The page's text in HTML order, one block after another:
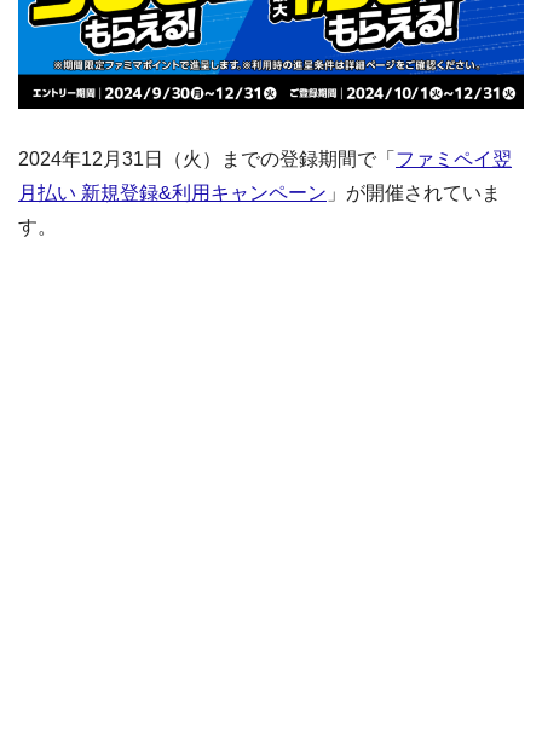
2024年12月31日（火）までの登録期間で「 ファミペイ翌
月払い 新規登録&利用キャンペーン 」が開催されていま
す。